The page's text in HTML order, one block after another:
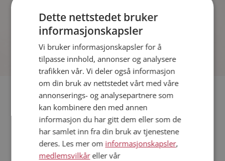
sammen som hånd i hanske?
Fler single
Flere singlemenn fra Sunnfjord: Taffen,Doffen,EinarHaV
Kvinner fra Sunnfjord
Date kvinner i Norge
Date menn i Norge
Dette nettstedet bruker
informasjonskapsler
Vi bruker informasjonskapsler for å
tilpasse innhold, annonser og analysere
trafikken vår. Vi deler også informasjon
om din bruk av nettstedet vårt med våre
annonserings- og analysepartnere som
kan kombinere den med annen
informasjon du har gitt dem eller som de
har samlet inn fra din bruk av tjenestene
deres. Les mer om informasjonskapsler,
medlemsvilkåreller vår